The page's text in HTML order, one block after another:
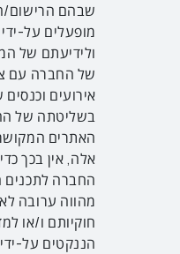
שבהם הרישום/
מופעלים על-
ולידיעתם של
של החברה עם
אירועים
בשליטתה של
האתרים
אלה, אין בכך
החברה לתכנים
מהווה ערובה
חוקיותם ו/או
הננקטים על-